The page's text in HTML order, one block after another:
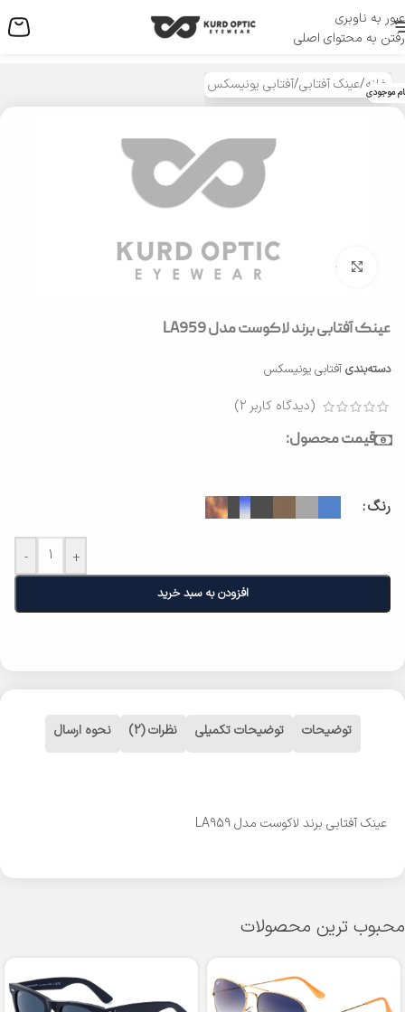
عبور به ناوبری
رفتن به محتوای اصلی
منو
خانه/عینک آفتابی/آفتابی یونیسکس موجودی
بزرگنمایی تصویر
عینک آفتابی برند لاکوست مدل LA959
دسته‌بندی آفتابی یونیسکس
(دیدگاه کاربر 2
)
قیمت محصول:
رنگ
- +
افزودن به سبد خرید
توضیحات توضیحات تکمیلی نظرات (2) نحوه ارسال
عینک آفتابی برند لاکوست مدل LA959
محبوب ترین محصولات